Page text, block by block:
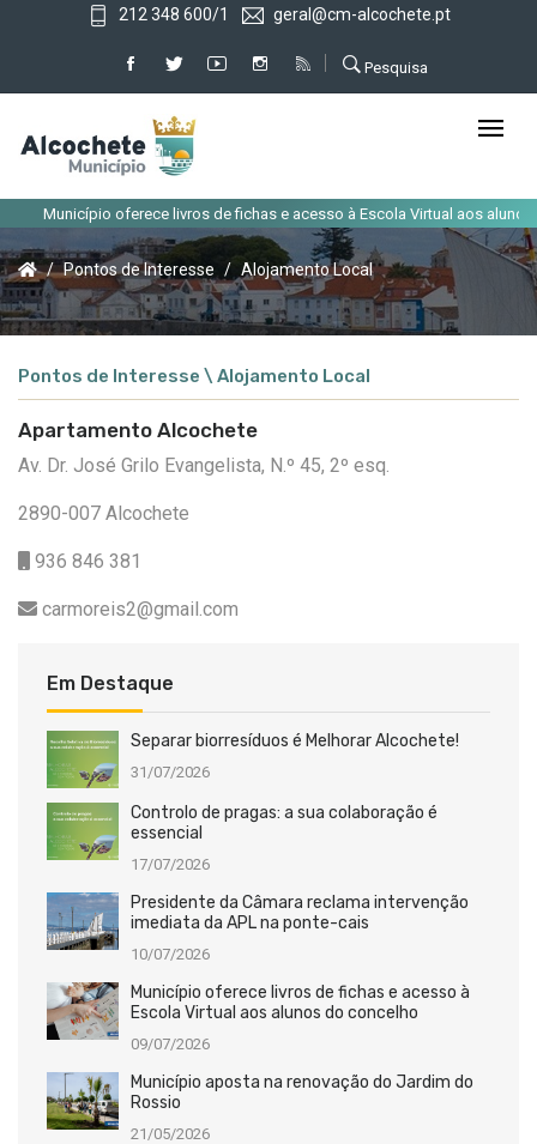
212 348 600/1 geral@cm-alcochete.pt
Pesquisa
Município oferece livros de fichas e acesso à Escola Virtual aos alunos
Pontos de Interesse Alojamento Local
Pontos de Interesse \ Alojamento Local
Apartamento Alcochete
Av. Dr. José Grilo Evangelista, N.º 45, 2º esq.
2890-007 Alcochete
936 846 381
carmoreis2@gmail.com
Em Destaque
Separar biorresíduos é Melhorar Alcochete!
31/07/2026
Controlo de pragas: a sua colaboração é
essencial
17/07/2026
Presidente da Câmara reclama intervenção
imediata da APL na ponte-cais
10/07/2026
Município oferece livros de fichas e acesso à
Escola Virtual aos alunos do concelho
09/07/2026
Município aposta na renovação do Jardim do
Rossio
21/05/2026